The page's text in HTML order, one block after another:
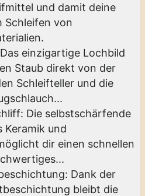
und damit deine
Schleifen von
einzigartige Lochbild
Staub direkt von der
Schleifteller und die
Die selbstschärfende
Keramik und
dir einen schnellen
Dank der
bleibt die